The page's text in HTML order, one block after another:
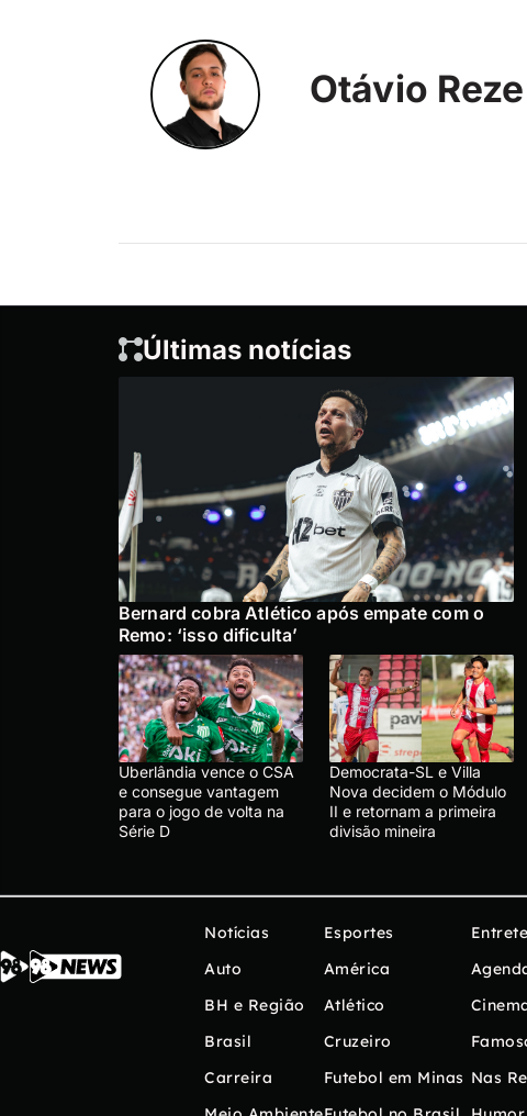
Otávio
Últimas notícias
Bernard cobra Atlético após empate com o
Remo: ‘isso dificulta’
Uberlândia vence o CSA
e consegue vantagem
para o jogo de volta na
Série D
Democrata-SL e Villa
Nova decidem o Módulo
II e retornam a primeira
divisão mineira
Notícias
Auto
BH e Região
Brasil
Carreira
Esportes
América
Atlético
Cruzeiro
Futebol em Minas Nas